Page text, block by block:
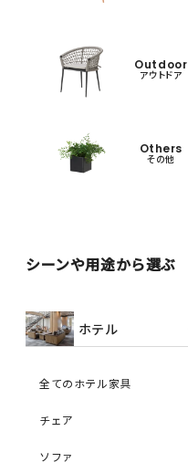
Outdoor
アウトドア
Others
その他
シーンや用途から選ぶ
ホテル
全てのホテル家具
チェア
ソファ